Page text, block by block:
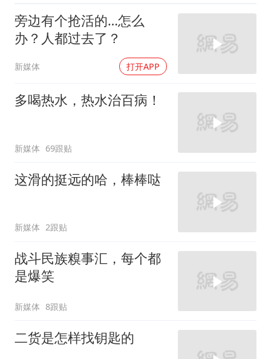
旁边有个抢活的…怎么
办？人都过去了？
新媒体 打开APP
多喝热水，热水治百病！
新媒体 69跟贴
这滑的挺远的哈，棒棒哒
新媒体 2跟贴
战斗民族糗事汇，每个都
是爆笑
新媒体 8跟贴
二货是怎样找钥匙的